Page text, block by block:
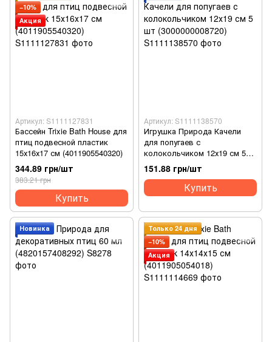
−10%
Акция
Артикул: S1111127831
Бассейн Trixie Bath House для
птиц подвесной пластик
15х16х17 см (4011905540320)
344.89 грн/шт
383.21 грн
Купить
Артикул: S1111138570
Игрушка Природа Качели
для попугаев с
колокольчиком 12х19 см 5
шт (3000000008720)
151.88 грн/шт
Купить
Новинка
Только 24 дня
−10%
Акция